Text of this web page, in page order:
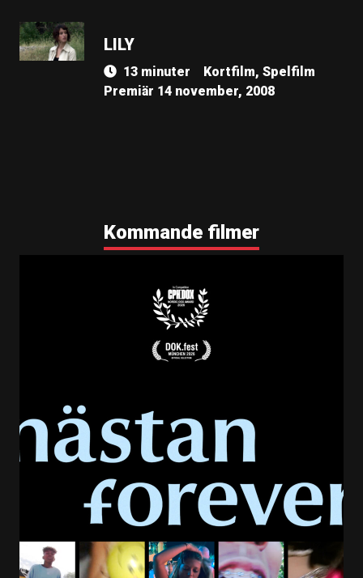
LILY
13 minuter
Kortfilm, Spelfilm
Premiär 14 november, 2008
Kommande filmer